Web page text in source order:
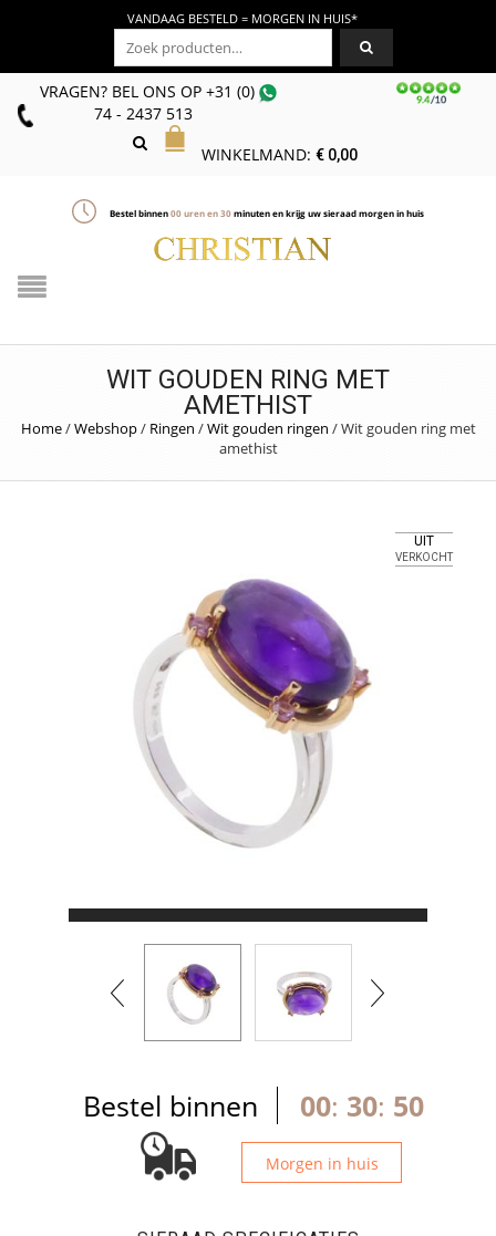
VANDAAG BESTELD = MORGEN IN HUIS*
Zoeken naar:
VRAGEN? BEL ONS OP+31 (0)
74 - 2437 513
WINKELMAND: €0,00
Bestel binnen00uren en30minuten en krijg uw sieraad morgen in huis
WIT GOUDEN RING MET
AMETHIST
Home/Webshop/ Ringen /Wit gouden ringen /Wit gouden ring met
amethist
UIT
VERKOCHT
Bestel binnen 00: 30: 49
Morgen in huis